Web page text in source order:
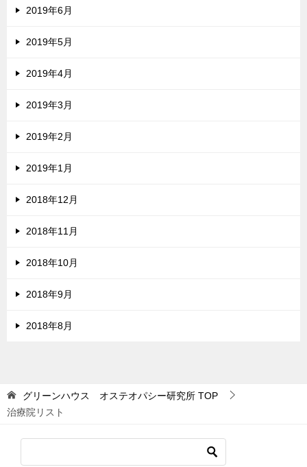
2019年6月
2019年5月
2019年4月
2019年3月
2019年2月
2019年1月
2018年12月
2018年11月
2018年10月
2018年9月
2018年8月
グリーンハウス オステオパシー研究所 TOP
治療院リスト